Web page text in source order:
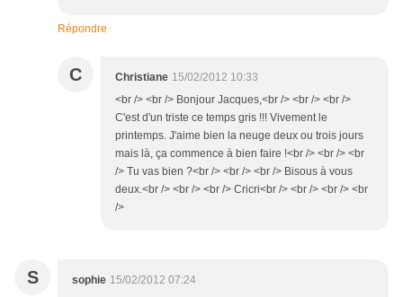
Répondre
C Christiane 15/02/2012 10:33
<br /> <br /> Bonjour Jacques,<br /> <br /> <br />
C'est d'un triste ce temps gris !!! Vivement le
printemps. J'aime bien la neuge deux ou trois jours
mais là, ça commence à bien faire !<br /> <br /> <br
/> Tu vas bien ?<br /> <br /> <br /> Bisous à vous
deux.<br /> <br /> <br /> Cricri<br /> <br /> <br /> <br
/>
S sophie 15/02/2012 07:24